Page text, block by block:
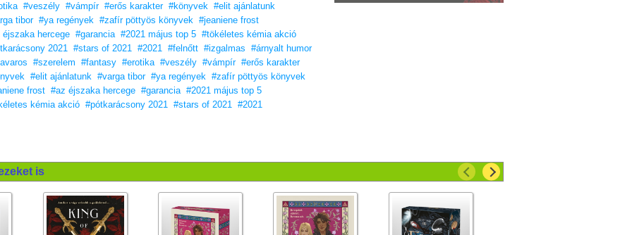
„Készülj fel, hogy ez meredek lesz!”– RT Book Reviews
„Annyira imádom, hogy ARRA NINCSENEK SZAVAK.”
– UltraMeital, amazon.com
„Vlad sosem okoz csalódást!”– Jennifer, goodreads.com
Szereted a fantáziadús, érzéki, tartalmas könyveket?
Vidd haza nyugodtan, tetszeni fog!
#veszély #vámpír #erős karakter #könyvek #elit ajánlatunk
tibor #ya regények #zafír pöttyös könyvek #jeaniene frost
éjszaka hercege #garancia #2021 május top 5 #tökéletes kémia akció
2021 #stars of 2021 #2021 #felnőtt #izgalmas #árnyalt humor
#szerelem #fantasy #erotika #veszély #vámpír #erős karakter
#elit ajánlatunk #varga tibor #ya regények #zafír pöttyös könyvek
frost #az éjszaka hercege #garancia #2021 május top 5
kémia akció #pótkarácsony 2021 #stars of 2021 #2021
is